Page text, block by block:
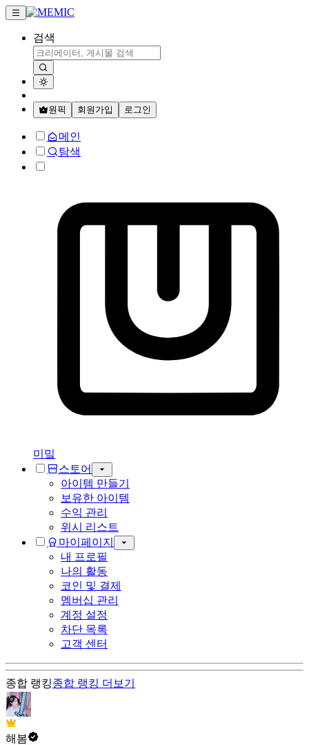
검색
원픽 회원가입 로그인
메인
탐색
미밐
스토어
아이템 만들기
보유한 아이템
수익 관리
위시 리스트
마이페이지
내 프로필
나의 활동
코인 및 결제
멤버십 관리
계정 설정
차단 목록
고객 센터
종합 랭킹종합 랭킹 더보기
해봄